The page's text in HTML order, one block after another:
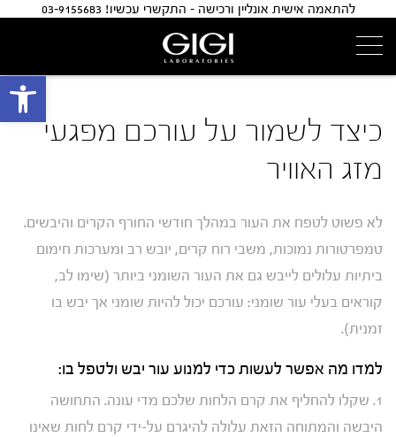
להתאמה אישית אונליין ורכישה - התקשרי עכשיו! 03-9155683
כיצד לשמור על עורכם מפגעי
מזג האוויר
לא פשוט לטפח את העור במהלך חודשי החורף הקרים והיבשים.
טמפרטורות נמוכות, משבי רוח קרים, יובש רב ומערכות חימום
ביתיות עלולים לייבש גם את העור השומני ביותר (שימו לב,
קוראים בעלי עור שומני: עורכם יכול להיות שומני אך יבש בו
זמנית).
למדו מה אפשר לעשות כדי למנוע עור יבש ולטפל בו:
1. שקלו להחליף את קרם הלחות שלכם מדי עונה. התחושה
היבשה והמתוחה הזאת עלולה להיגרם על-ידי קרם לחות שאינו